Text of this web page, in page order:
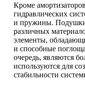
Кроме
гидравлических
и пружины. Подушки
различных
элементы,
и способные
очередь, являются
используются для
стабильности